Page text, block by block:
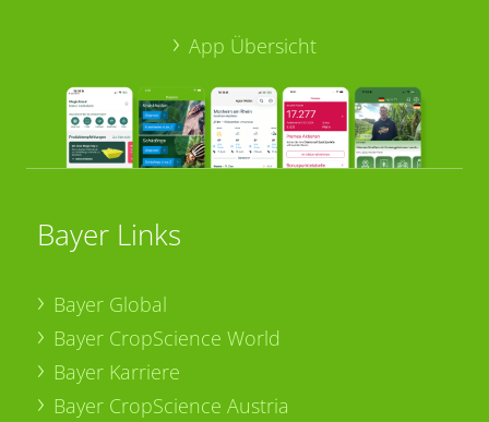
App Übersicht
Bayer Links
Bayer Global
Bayer CropScience World
Bayer Karriere
Bayer CropScience Austria